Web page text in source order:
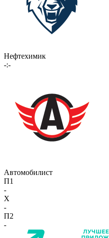
Нефтехимик
-:-
Автомобилист
П1
-
X
-
П2
-